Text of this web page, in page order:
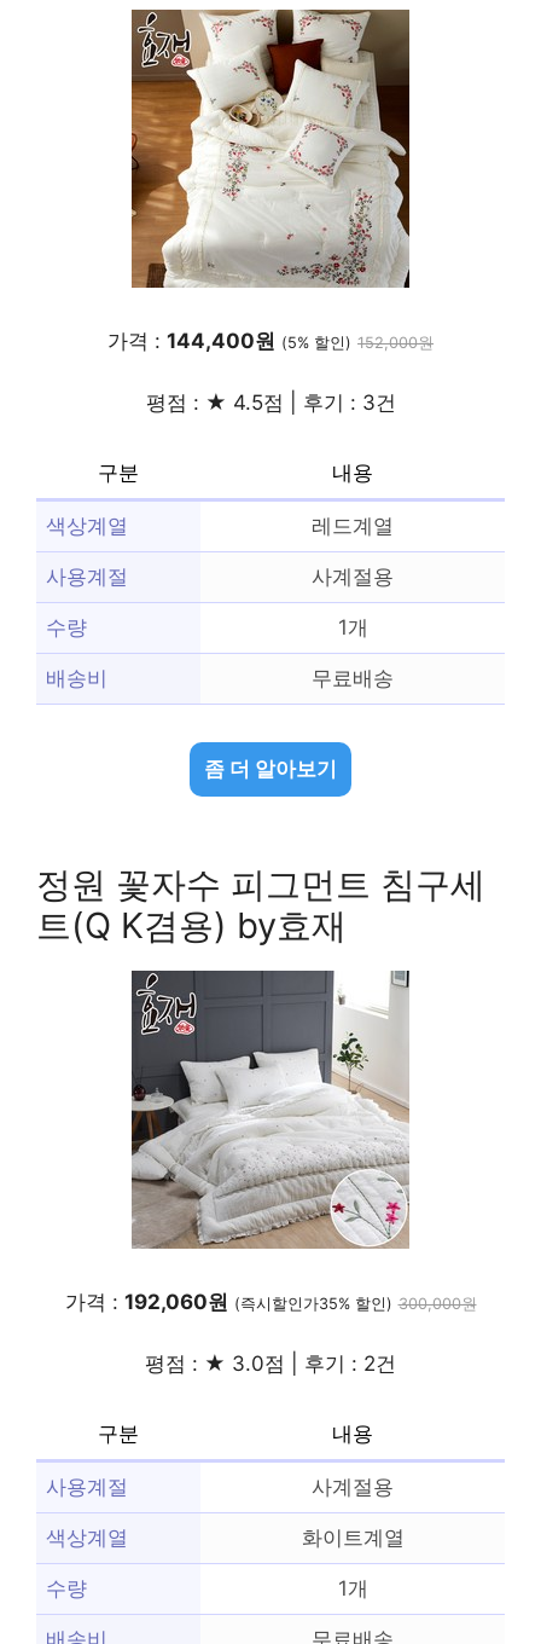
가격 : 144,400원 (5% 할인) 152,000원
평점 : ★ 4.5점 | 후기 : 3건
구분 내용
색상계열 레드계열
사용계절 사계절용
수량 1개
배송비 무료배송
좀 더 알아보기
정원 꽃자수 피그먼트 침구세
트(Q K겸용) by효재
가격 : 192,060원 (즉시할인가35% 할인) 300,000원
평점 : ★ 3.0점 | 후기 : 2건
구분 내용
사용계절 사계절용
색상계열 화이트계열
수량 1개
배송비 무료배송